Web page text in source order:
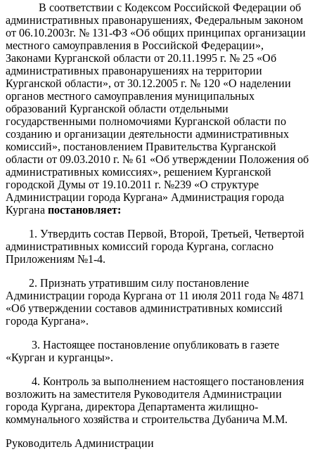
В соответствии с Кодексом Российской Федерации об
административных правонарушениях, Федеральным законом
от 06.10.2003г. № 131-ФЗ «Об общих принципах организации
местного самоуправления в Российской Федерации»,
Законами Курганской области от 20.11.1995 г. № 25 «Об
административных правонарушениях на территории
Курганской области», от 30.12.2005 г. № 120 «О наделении
органов местного самоуправления муниципальных
образований Курганской области отдельными
государственными полномочиями Курганской области по
созданию и организации деятельности административных
комиссий», постановлением Правительства Курганской
области от 09.03.2010 г. № 61 «Об утверждении Положения об
административных комиссиях», решением Курганской
городской Думы от 19.10.2011 г. №239 «О структуре
Администрации города Кургана» Администрация города
Кургана постановляет:
1. Утвердить состав Первой, Второй, Третьей, Четвертой
административных комиссий города Кургана, согласно
Приложениям №1-4.
2. Признать утратившим силу постановление
Администрации города Кургана от 11 июля 2011 года № 4871
«Об утверждении составов административных комиссий
города Кургана».
3. Настоящее постановление опубликовать в газете
«Курган и курганцы».
4. Контроль за выполнением настоящего постановления
возложить на заместителя Руководителя Администрации
города Кургана, директора Департамента жилищно-
коммунального хозяйства и строительства Дубанича М.М.
Руководитель Администрации